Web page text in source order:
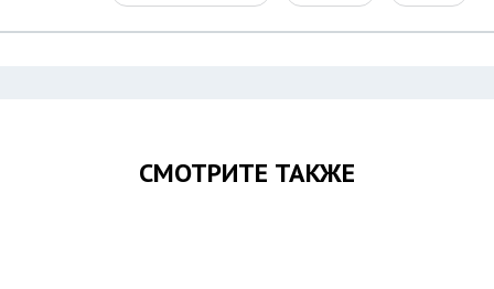
СМОТРИТЕ ТАКЖЕ